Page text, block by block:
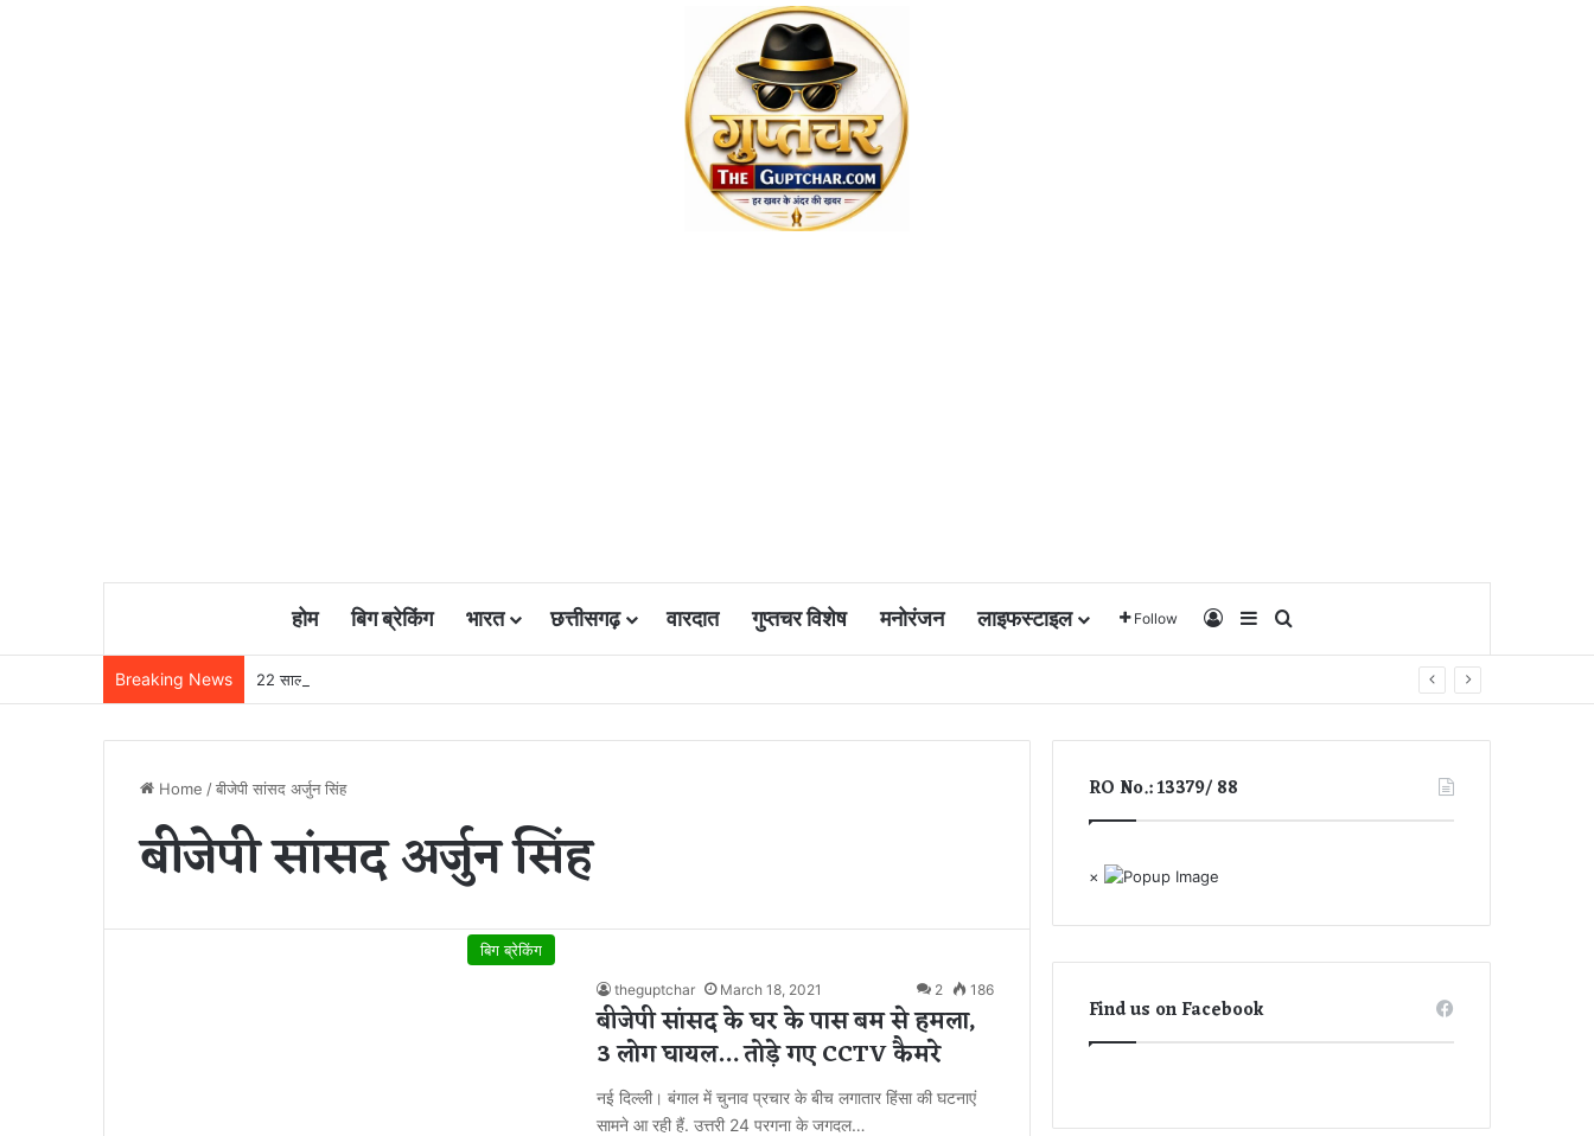
होम बिग ब्रेकिंग भारत छत्तीसगढ़ वारदात गुप्तचर विशेष मनोरंजन लाइफस्टाइल Follow Log InSidebar
Breaking News 22 साल से जेल में बंद व्यक्ति निकला निर्दोष, हाई कोर्ट की एक गलती की वजह से जिंदगी हो गई बर्बाद; सुप्रीम कोर्ट ने किया बरी
Home /बीजेपी सांसद अर्जुन सिंह
बीजेपी सांसद अर्जुन सिंह
बिग ब्रेकिंग
theguptchar March 18, 2021 2 186
बीजेपी सांसद के घर के पास बम से हमला,
3 लोग घायल… तोड़े गए CCTV कैमरे
नई दिल्ली। बंगाल में चुनाव प्रचार के बीच लगातार हिंसा की घटनाएं
सामने आ रही हैं. उत्तरी 24 परगना के जगदल…
RO No.: 13379/ 88
×
Find us on Facebook